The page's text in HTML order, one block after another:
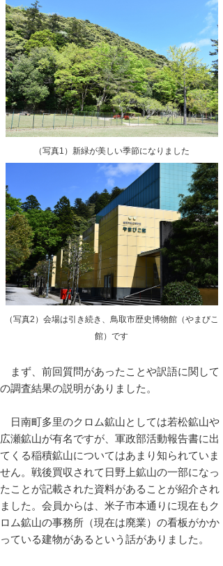
（写真1）新緑が美しい季節になりました
（写真2）会場は引き続き、鳥取市歴史博物館（やまびこ
館）です
まず、前回質問があったことや訳語に関して
の調査結果の説明がありました。
日南町多里のクロム鉱山としては若松鉱山や
広瀬鉱山が有名ですが、軍政部活動報告書に出
てくる稲積鉱山についてはあまり知られていま
せん。戦後買収されて日野上鉱山の一部になっ
たことが記載された資料があることが紹介され
ました。会員からは、米子市本通りに現在もク
ロム鉱山の事務所（現在は廃業）の看板がかか
っている建物があるという話がありました。